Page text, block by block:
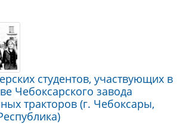
студентов, участвующих в
Чебоксарского завода
тракторов (г. Чебоксары,